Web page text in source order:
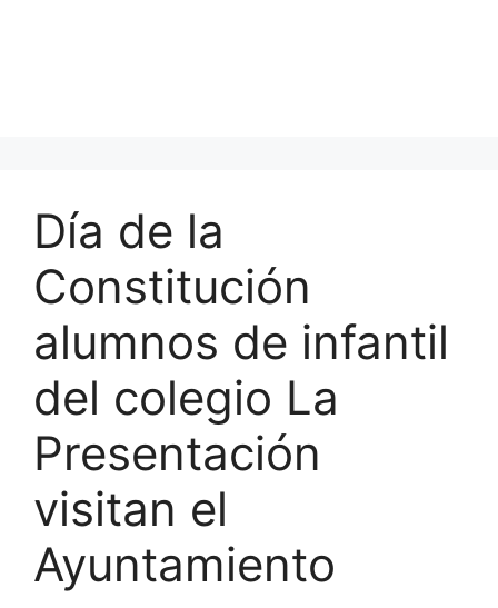
Día de la
Constitución
alumnos de infantil
del colegio La
Presentación
visitan el
Ayuntamiento